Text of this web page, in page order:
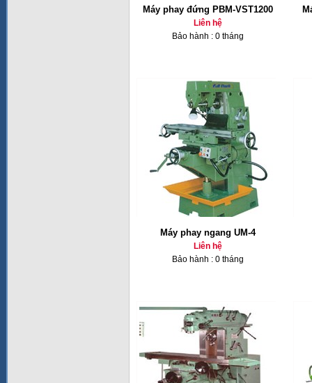
Máy phay đứng PBM-VST1200
Liên hệ
Bảo hành : 0 tháng
Máy phay ngang UM-4
Liên hệ
Bảo hành : 0 tháng